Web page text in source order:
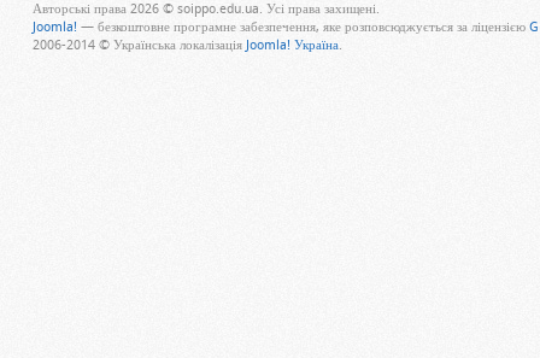
Авторські права 2026 © soippo.edu.ua. Усі права захищені.
Joomla! — безкоштовне програмне забезпечення, яке розповсюджується за ліцензією
2006-2014 © Українська локалізація Joomla! Україна.